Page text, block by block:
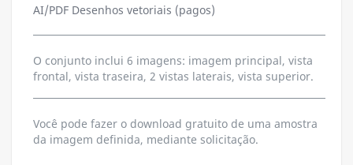
AI/PDF Desenhos vetoriais (pagos)
O conjunto inclui 6 imagens: imagem principal, vista
frontal, vista traseira, 2 vistas laterais, vista superior.
Você pode fazer o download gratuito de uma amostra
da imagem definida, mediante solicitação.